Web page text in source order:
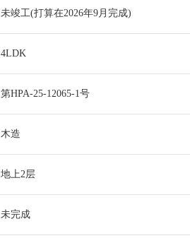
未竣工(打算在2026年9月完成)
4LDK
第HPA-25-12065-1号
木造
地上2层
未完成